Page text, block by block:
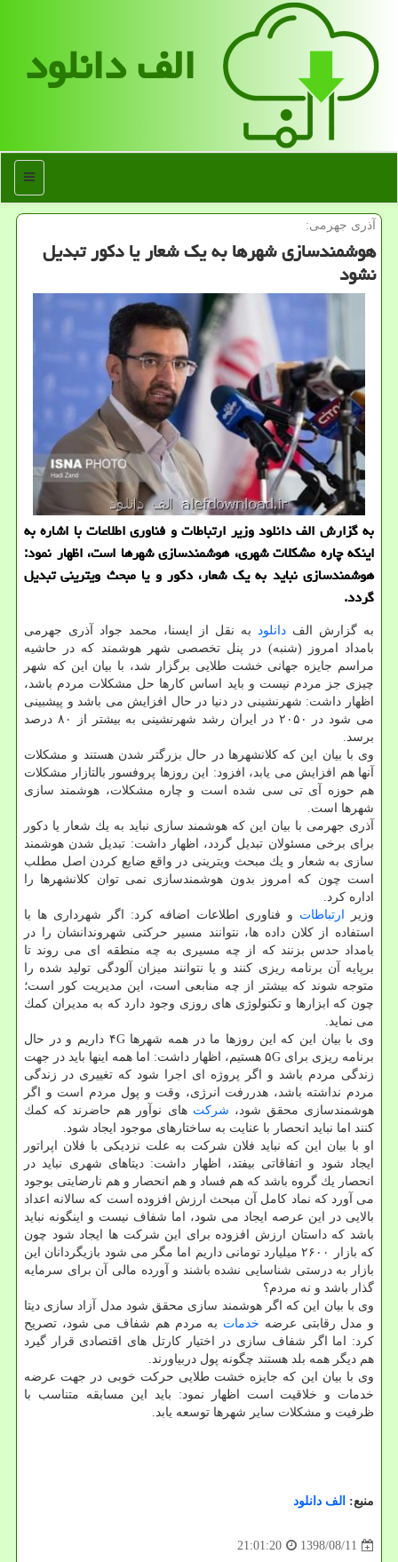
الف دانلود
منو
آذری جهرمی:
هوشمندسازی شهرها به یك شعار یا دكور تبدیل
نشود
به گزارش الف دانلود وزیر ارتباطات و فناوری اطلاعات با اشاره به
اینكه چاره مشكلات شهری، هوشمندسازی شهرها است، اظهار نمود:
هوشمندسازی نباید به یك شعار، دكور و یا مبحث ویترینی تبدیل
گردد.
به گزارش الف دانلود
به نقل از ایسنا، محمد جواد آذری جهرمی
بامداد امروز (شنبه) در پنل تخصصی شهر هوشمند كه در حاشیه
مراسم جایزه جهانی خشت طلایی برگزار شد، با بیان این كه شهر
چیزی جز مردم نیست و باید اساس كارها حل مشكلات مردم باشد،
اظهار داشت: شهرنشینی در دنیا در حال افزایش می باشد و پیشبینی
می شود در ۲۰۵۰ در ایران رشد شهرنشینی به بیشتر از ۸۰ درصد
برسد.
وی با بیان این كه كلانشهرها در حال بزرگتر شدن هستند و مشكلات
آنها هم افزایش می یابد، افزود: این روزها پروفسور بالتازار مشكلات
هم حوزه آی تی سی شده است و چاره مشكلات، هوشمند سازی
شهرها است.
آذری جهرمی با بیان این كه هوشمند سازی نباید به یك شعار یا دكور
برای برخی مسئولان تبدیل گردد، اظهار داشت: تبدیل شدن هوشمند
سازی به شعار و یك مبحث ویترینی در واقع ضایع كردن اصل مطلب
است چون كه امروز بدون هوشمندسازی نمی توان كلانشهرها را
اداره كرد.
وزیر ارتباطات و فناوری اطلاعات اضافه كرد: اگر شهرداری ها با
استفاده از كلان داده ها، نتوانند مسیر حركتی شهروندانشان را در
بامداد حدس بزنند كه از چه مسیری به چه منطقه ای می روند تا
برپایه آن برنامه ریزی كنند و یا نتوانند میزان آلودگی تولید شده را
متوجه شوند كه بیشتر از چه منابعی است، این مدیریت كور است؛
چون كه ابزارها و تكنولوژی های روزی وجود دارد كه به مدیران كمك
می نماید.
وی با بیان این كه این روزها ما در همه شهرها ۴G داریم و در حال
برنامه ریزی برای ۵G هستیم، اظهار داشت: اما همه اینها باید در جهت
زندگی مردم باشد و اگر پروژه ای اجرا شود كه تغییری در زندگی
مردم نداشته باشد، هدررفت انرژی، وقت و پول مردم است و اگر
هوشمندسازی محقق شود، شركت های نوآور هم حاضرند كه كمك
كنند اما نباید انحصار با عنایت به ساختارهای موجود ایجاد شود.
او با بیان این كه نباید فلان شركت به علت نزدیكی با فلان اپراتور
ایجاد شود و اتفاقاتی بیفتد، اظهار داشت: دیتاهای شهری نباید در
انحصار یك گروه باشد كه هم فساد و هم انحصار و هم نارضایتی بوجود
می آورد كه نماد كامل آن مبحث ارزش افزوده است كه سالانه اعداد
بالایی در این عرصه ایجاد می شود، اما شفاف نیست و اینگونه نباید
باشد كه داستان ارزش افزوده برای این شركت ها ایجاد شود چون
كه بازار ۲۶۰۰ میلیارد تومانی داریم اما مگر می شود بازیگردانان این
بازار به درستی شناسایی نشده باشند و آورده مالی آن برای سرمایه
گذار باشد و نه مردم؟
وی با بیان این كه اگر هوشمند سازی محقق شود مدل آزاد سازی دیتا
و مدل رقابتی عرضه خدمات به مردم هم شفاف می شود، تصریح
كرد: اما اگر شفاف سازی در اختیار كارتل های اقتصادی قرار گیرد
هم دیگر همه بلد هستند چگونه پول دربیاورند.
وی با بیان این كه جایزه خشت طلایی حركت خوبی در جهت عرضه
خدمات و خلاقیت است اظهار نمود: باید این مسابقه متناسب با
ظرفیت و مشكلات سایر شهرها توسعه یابد.
منبع: الف دانلود
1398/08/11
21:01:20